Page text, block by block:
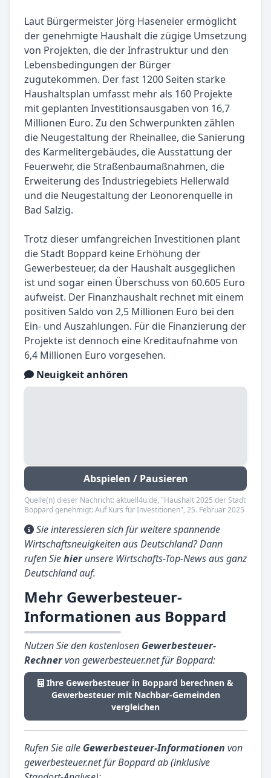
Laut Bürgermeister Jörg Haseneier ermöglicht
der genehmigte Haushalt die zügige Umsetzung
von Projekten, die der Infrastruktur und den
Lebensbedingungen der Bürger
zugutekommen. Der fast 1200 Seiten starke
Haushaltsplan umfasst mehr als 160 Projekte
mit geplanten Investitionsausgaben von 16,7
Millionen Euro. Zu den Schwerpunkten zählen
die Neugestaltung der Rheinallee, die Sanierung
des Karmelitergebäudes, die Ausstattung der
Feuerwehr, die Straßenbaumaßnahmen, die
Erweiterung des Industriegebiets Hellerwald
und die Neugestaltung der Leonorenquelle in
Bad Salzig.
Trotz dieser umfangreichen Investitionen plant
die Stadt Boppard keine Erhöhung der
Gewerbesteuer, da der Haushalt ausgeglichen
ist und sogar einen Überschuss von 60.605 Euro
aufweist. Der Finanzhaushalt rechnet mit einem
positiven Saldo von 2,5 Millionen Euro bei den
Ein- und Auszahlungen. Für die Finanzierung der
Projekte ist dennoch eine Kreditaufnahme von
6,4 Millionen Euro vorgesehen.
Neuigkeit anhören
Abspielen / Pausieren
Quelle(n) dieser Nachricht: aktuell4u.de, "Haushalt 2025 der Stadt
Boppard genehmigt: Auf Kurs für Investitionen", 25. Februar 2025
Sie interessieren sich für weitere spannende
Wirtschaftsneuigkeiten aus Deutschland? Dann
rufen Siehierunsere Wirtschafts-Top-News aus ganz
Deutschland auf.
Mehr Gewerbesteuer-
Informationen aus Boppard
Nutzen Sie den kostenlosen Gewerbesteuer-
Rechnervon gewerbesteuer.net für Boppard:
Ihre Gewerbesteuer in Boppard berechnen &
Gewerbesteuer mit Nachbar-Gemeinden
vergleichen
Rufen Sie alle Gewerbesteuer-Informationen von
gewerbesteuer.net für Boppard ab (inklusive